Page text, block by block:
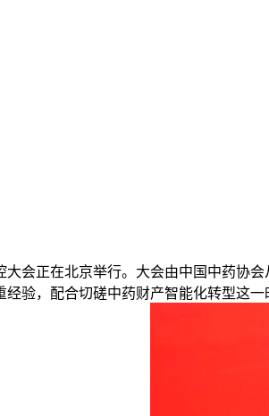
正在北京举行。大会由中国中药协会
验，配合切磋中药财产智能化转型这